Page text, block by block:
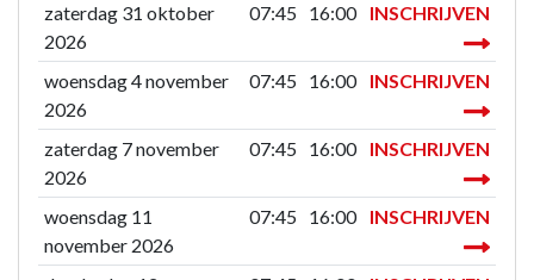
zaterdag 31 oktober
2026
07:45 16:00 INSCHRIJVEN
woensdag 4 november
2026
07:45 16:00 INSCHRIJVEN
zaterdag 7 november
2026
07:45 16:00 INSCHRIJVEN
woensdag 11
november 2026
07:45 16:00 INSCHRIJVEN